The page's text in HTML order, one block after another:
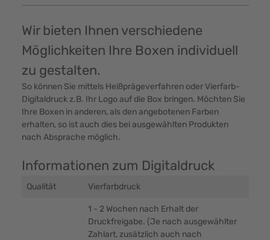
Wir bieten Ihnen verschiedene
Möglichkeiten Ihre Boxen individuell
zu gestalten.
So können Sie mittels Heißprägeverfahren oder Vierfarb-
Digitaldruck z.B. Ihr Logo auf die Box bringen. Möchten Sie
Ihre Boxen in anderen, als den angebotenen Farben
erhalten, so ist auch dies bei ausgewählten Produkten
nach Absprache möglich.
Informationen zum Digitaldruck
Qualität Vierfarbdruck
1 - 2 Wochen nach Erhalt der
Druckfreigabe. (Je nach ausgewählter
Zahlart, zusätzlich auch nach